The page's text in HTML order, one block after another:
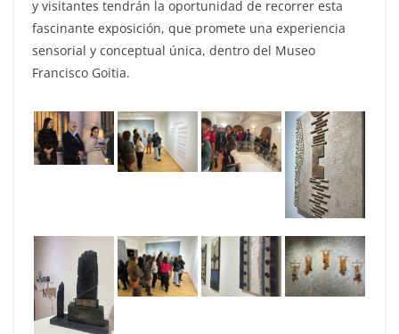
y visitantes tendrán la oportunidad de recorrer esta
fascinante exposición, que promete una experiencia
sensorial y conceptual única, dentro del Museo
Francisco Goitia.